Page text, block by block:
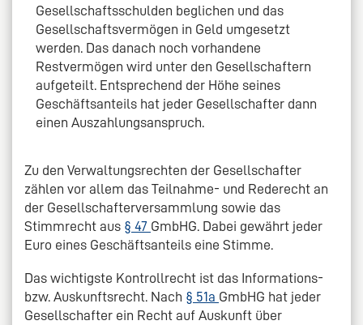
Gesellschaftsschulden beglichen und das
Gesellschaftsvermögen in Geld umgesetzt
werden. Das danach noch vorhandene
Restvermögen wird unter den Gesellschaftern
aufgeteilt. Entsprechend der Höhe seines
Geschäftsanteils hat jeder Gesellschafter dann
einen Auszahlungsanspruch.
Zu den Verwaltungsrechten der Gesellschafter
zählen vor allem das Teilnahme- und Rederecht an
der Gesellschafterversammlung sowie das
Stimmrecht aus § 47 GmbHG. Dabei gewährt jeder
Euro eines Geschäftsanteils eine Stimme.
Das wichtigste Kontrollrecht ist das Informations-
bzw. Auskunftsrecht. Nach § 51a GmbHG hat jeder
Gesellschafter ein Recht auf Auskunft über